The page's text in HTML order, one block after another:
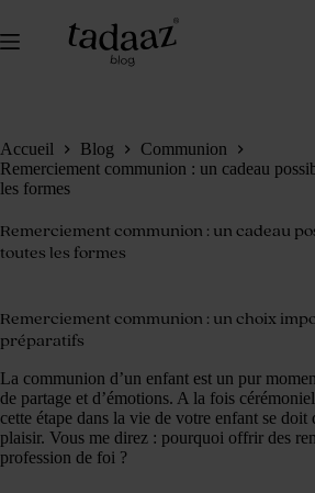
contenu
Accueil Blog
Communion
Remerciement communion : un cadeau
les formes
Remerciement communion : un cadeau
toutes les formes
Remerciement communion : un choix
préparatifs
La communion d’un enfant est un pur
de partage et d’émotions. A la fois
cette étape dans la vie de votre enfant se doit
plaisir. Vous me direz : pourquoi offrir des
profession de foi ?